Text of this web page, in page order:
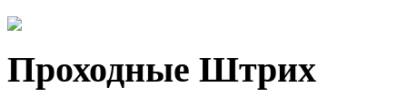
Проходные Штрих